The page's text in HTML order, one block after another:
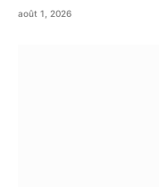
août 1, 2026